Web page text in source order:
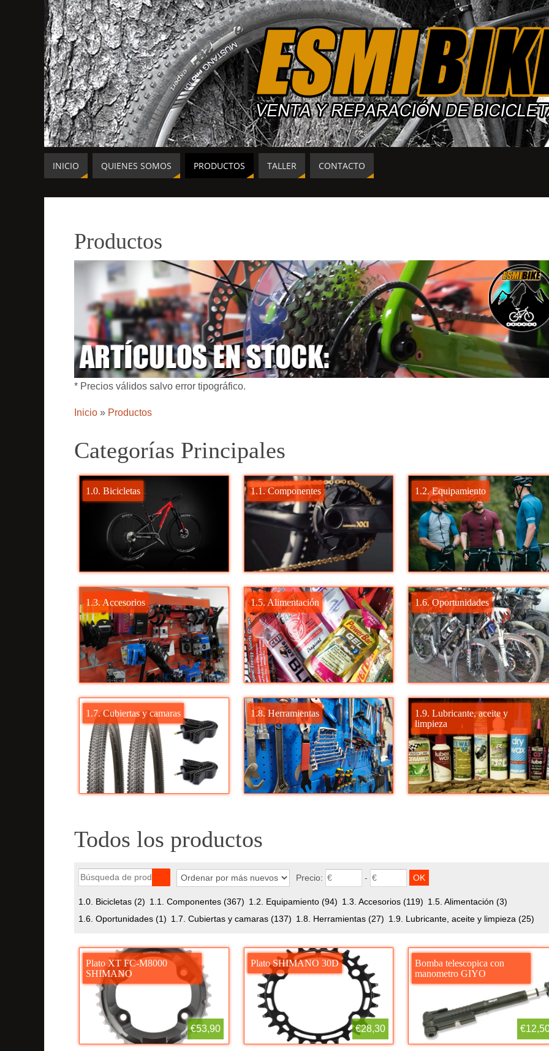
INICIO QUIENES SOMOS PRODUCTOS TALLER CONTACTO
Productos
* Precios válidos salvo error tipográfico.
Inicio » Productos
Categorías Principales
1.0. Bicicletas 1.1. Componentes 1.2. Equipamiento
1.3. Accesorios 1.5. Alimentación 1.6. Oportunidades
1.7. Cubiertas y camaras 1.8. Herramientas
1.9. Lubricante, aceite y
limpieza
Todos los productos
Precio: -
1.0. Bicicletas (2) 1.1. Componentes (367) 1.2. Equipamiento (94) 1.3. Accesorios (119) 1.5. Alimentación (3)
1.6. Oportunidades (1) 1.7. Cubiertas y camaras (137) 1.8. Herramientas (27) 1.9. Lubricante, aceite y limpieza (25)
Plato XT FC-M8000
SHIMANO
€53,90
Plato SHIMANO 30D
€28,30
Bomba telescopica con
manometro GIYO